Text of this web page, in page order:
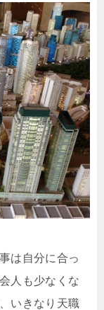
は自分に合っ
人も少なくな
いきなり天職